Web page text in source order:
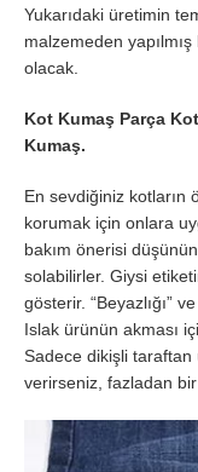
Yukarıdaki üretimin
malzemeden
olacak.
Kot Kumaş Parça
Kumaş.
En sevdiğiniz kotların
korumak için onlara
bakım önerisi
solabilirler. Giysi
gösterir. “Beyazlığı”
Islak ürünün akması
Sadece dikişli
verirseniz, fazladan bir